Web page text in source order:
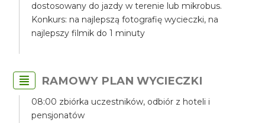
dostosowany do jazdy w terenie lub mikrobus.
Konkurs: na najlepszą fotografię wycieczki, na
najlepszy filmik do 1 minuty
RAMOWY PLAN WYCIECZKI
08:00 zbiórka uczestników, odbiór z hoteli i
pensjonatów